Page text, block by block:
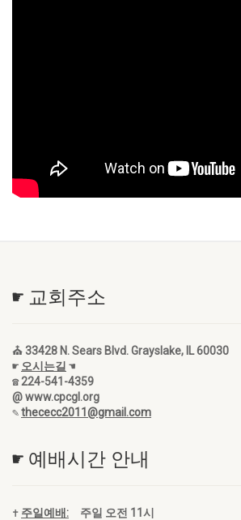
☛ 교회주소
⛪ 33428 N. Sears Blvd. Grayslake, IL 60030
☛ 오시는길 ☚
☎ 224-541-4359
@ www.cpcgl.org
✎thececc2011@gmail.com
☛ 예배시간 안내
✝ 주일예배: 주일 오전 11시